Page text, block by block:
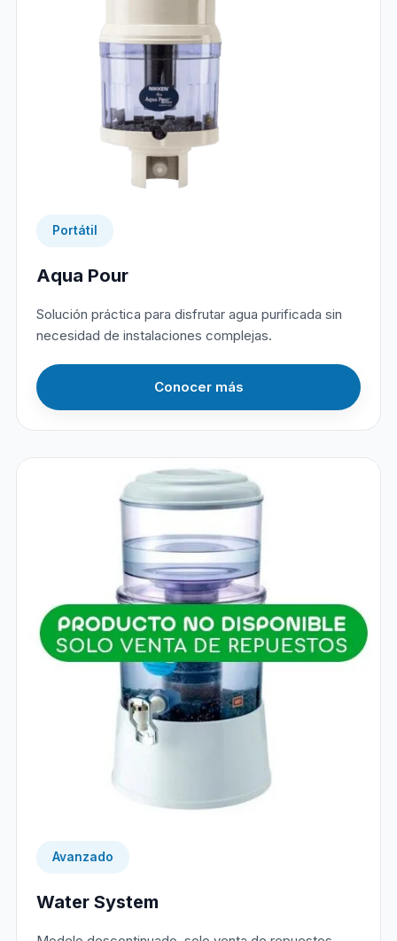
Portátil
Aqua Pour
Solución práctica para disfrutar agua purificada sin
necesidad de instalaciones complejas.
Conocer más
Avanzado
Water System